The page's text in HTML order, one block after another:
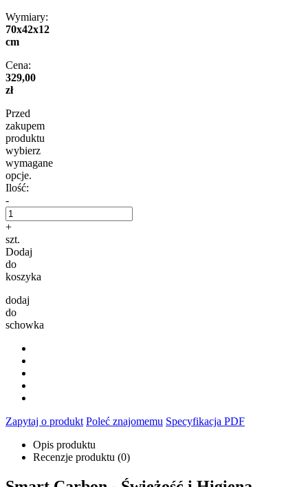
Wymiary:
70x42x12
cm
Cena:
329,00
zł
Przed
zakupem
produktu
wybierz
wymagane
opcje.
Ilość:
-
+
szt.
Dodaj
do
koszyka
dodaj
do
schowka
Zapytaj o produkt Poleć znajomemu Specyfikacja PDF
Opis produktu
Recenzje produktu (0)